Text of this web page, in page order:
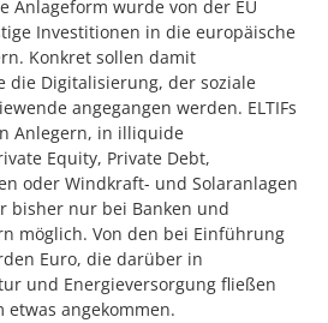
Anlageform wurde von der EU
Investitionen in die europäische
Konkret sollen damit
die Digitalisierung, der soziale
angegangen werden. ELTIFs
Anlegern, in illiquide
Equity, Private Debt,
oder Windkraft- und Solaranlagen
bisher nur bei Banken und
möglich. Von den bei Einführung
Euro, die darüber in
und Energieversorgung fließen
angekommen.